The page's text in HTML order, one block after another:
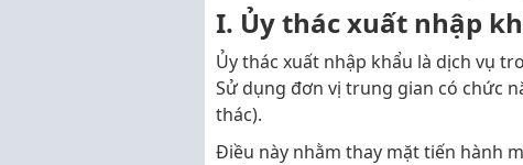
I. Ủy thác xuất nhập
Ủy thác xuất nhập khẩu là dịch vụ
Sử dụng đơn vị trung gian có chức
thác).
Điều này nhằm thay mặt tiến hành